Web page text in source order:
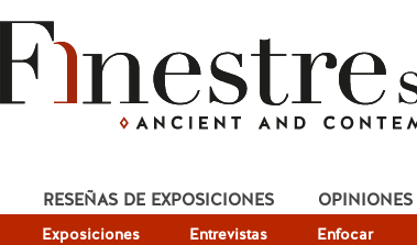
Exposiciones Entrevistas Enfocar
RESEÑAS DE EXPOSICIONES OPINIONES